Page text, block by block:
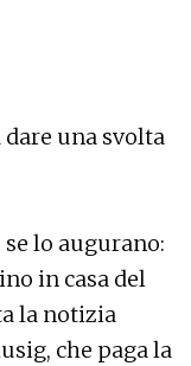
una svolta
lo augurano:
in casa del
la notizia
che paga la